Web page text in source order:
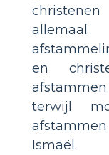
en
terwijl